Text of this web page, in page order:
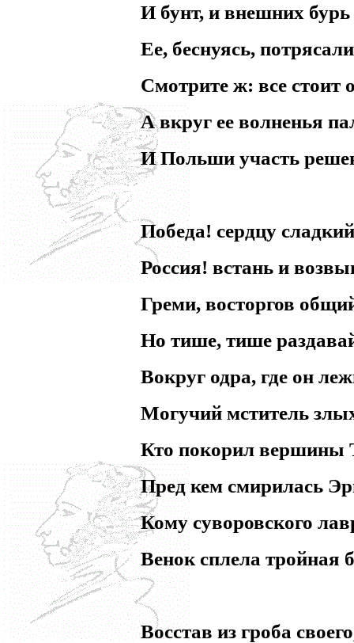
И бунт, и внешних
Ее, беснуясь,
Смотрите ж: все стоит
А вкруг ее волненья
И Польши участь
Победа! сердцу
Россия! встань и
Греми, восторгов
Но тише, тише
Вокруг одра, где он
Могучий мститель
Кто покорил вершины
Пред кем смирилась
Кому суворовского
Венок сплела тройная
Восстав из гроба